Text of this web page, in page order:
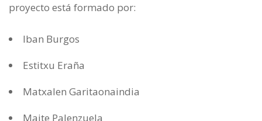
proyecto está formado por:
Iban Burgos
Estitxu Eraña
Matxalen Garitaonaindia
Maite Palenzuela